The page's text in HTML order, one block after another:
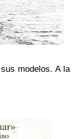
modelos. A la